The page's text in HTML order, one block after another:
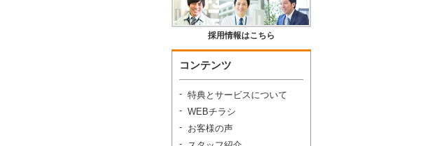
採用情報はこちら
コンテンツ
特典とサービスについて
WEBチラシ
お客様の声